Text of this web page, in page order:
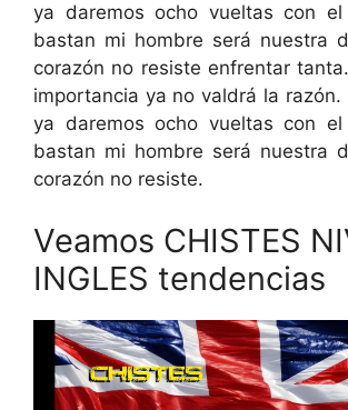
ya daremos ocho vueltas con
bastan mi hombre será nuestra
corazón no resiste enfrentar
importancia ya no valdrá la razón.
ya daremos ocho vueltas con
bastan mi hombre será nuestra
corazón no resiste.
Veamos CHISTES
INGLES tendencias